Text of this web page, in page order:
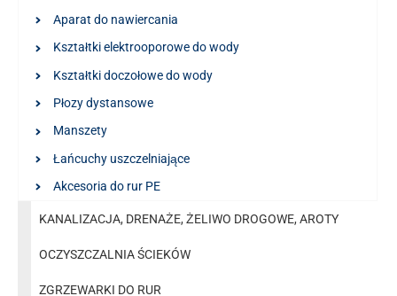
Aparat do nawiercania
Kształtki elektrooporowe do wody
Kształtki doczołowe do wody
Płozy dystansowe
Manszety
Łańcuchy uszczelniające
Akcesoria do rur PE
KANALIZACJA, DRENAŻE, ŻELIWO DROGOWE, AROTY
OCZYSZCZALNIA ŚCIEKÓW
ZGRZEWARKI DO RUR